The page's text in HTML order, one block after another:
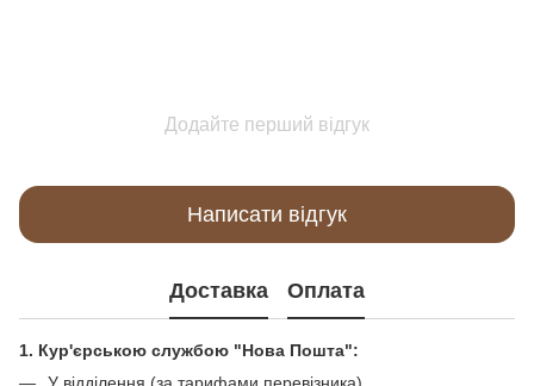
Додайте перший відгук
Написати відгук
Доставка Оплата
1. Кур'єрською службою "Нова Пошта":